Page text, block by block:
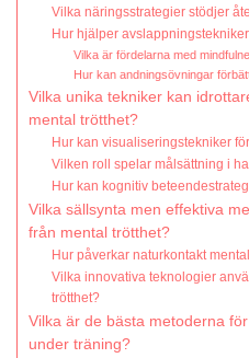
Vilka näringsstrategier stödjer
Hur hjälper
Vilka är fördelarna med
Hur kan andningsövningar
Vilka unika tekniker kan
mental trötthet?
Hur kan visualiseringstekniker
Vilken roll spelar målsättning i
Hur kan kognitiv
Vilka sällsynta men effektiva
från mental trötthet?
Hur påverkar naturkontakt
Vilka innovativa teknologier
trötthet?
Vilka är de bästa metoderna
under träning?